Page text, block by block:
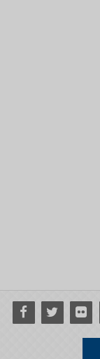
Facebook
Twitter Flickr